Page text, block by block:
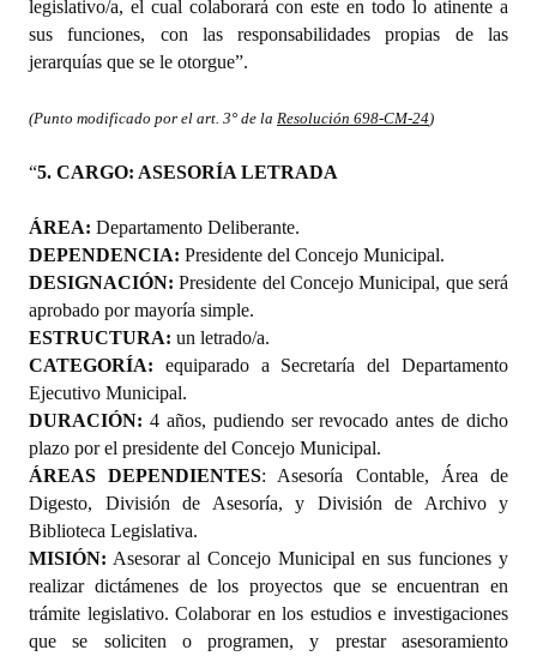
legislativo/a, el cual colaborará con este en todo lo atinente a
sus funciones, con las responsabilidades propias de las
jerarquías que se le otorgue”.
(Punto modificado por el art. 3° de la Resolución 698-CM-24)
“5. CARGO: ASESORÍA LETRADA
ÁREA: Departamento Deliberante.
DEPENDENCIA: Presidente del Concejo Municipal.
DESIGNACIÓN: Presidente del Concejo Municipal, que será
aprobado por mayoría simple.
ESTRUCTURA: un letrado/a.
CATEGORÍA: equiparado a Secretaría del Departamento
Ejecutivo Municipal.
DURACIÓN: 4 años, pudiendo ser revocado antes de dicho
plazo por el presidente del Concejo Municipal.
ÁREAS DEPENDIENTES: Asesoría Contable, Área de
Digesto, División de Asesoría, y División de Archivo y
Biblioteca Legislativa.
MISIÓN: Asesorar al Concejo Municipal en sus funciones y
realizar dictámenes de los proyectos que se encuentran en
trámite legislativo. Colaborar en los estudios e investigaciones
que se soliciten o programen, y prestar asesoramiento